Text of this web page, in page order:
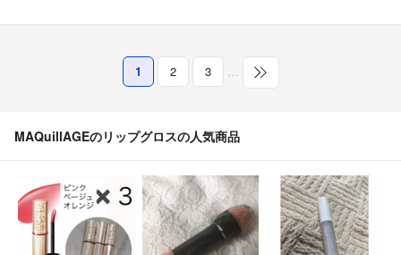
1 2 3 …
MAQuillAGEのリップグロスの人気商品